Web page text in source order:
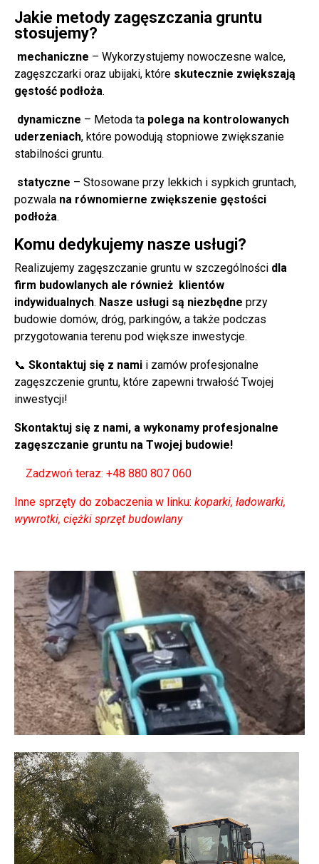
Jakie metody zagęszczania gruntu
stosujemy?
mechaniczne – Wykorzystujemy nowoczesne walce,
zagęszczarki oraz ubijaki, które skutecznie zwiększają
gęstość podłoża.
dynamiczne – Metoda ta polega na kontrolowanych
uderzeniach, które powodują stopniowe zwiększanie
stabilności gruntu.
statyczne – Stosowane przy lekkich i sypkich gruntach,
pozwala na równomierne zwiększenie gęstości
podłoża.
Komu dedykujemy nasze usługi?
Realizujemy zagęszczanie gruntu w szczególności dla
firm budowlanych ale również klientów
indywidualnych. Nasze usługi są niezbędne przy
budowie domów, dróg, parkingów, a także podczas
przygotowania terenu pod większe inwestycje.
📞 Skontaktuj się z nami i zamów profesjonalne
zagęszczenie gruntu, które zapewni trwałość Twojej
inwestycji!
Skontaktuj się z nami, a wykonamy profesjonalne
zagęszczanie gruntu na Twojej budowie!
Zadzwoń teraz: +48 880 807 060
Inne sprzęty do zobaczenia w linku: koparki, ładowarki,
wywrotki, ciężki sprzęt budowlany